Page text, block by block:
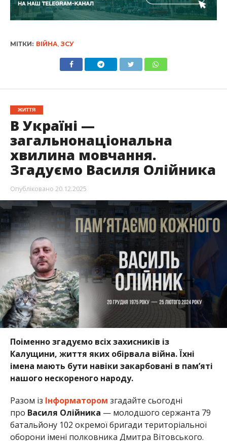
МІТКИ: ВІЙНА ЗСУ
ЖИТТЯ
В Україні —
загальнонаціональна
хвилина мовчання.
Згадуємо Василя Олійника
Опубліковано 20.12.2025
Поіменно згадуємо всіх захисників із
Калущини, життя яких обірвала війна. Їхні
імена мають бути навіки закарбовані в пам’яті
нашого нескореного народу.
Разом із Інформатором згадайте сьогодні
про Василя Олійника — молодшого сержанта 79
батальйону 102 окремої бригади територіальної
оборони імені полковника Дмитра Вітовського.